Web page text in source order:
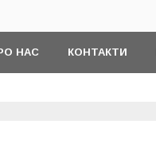
НАС КОНТАКТИ